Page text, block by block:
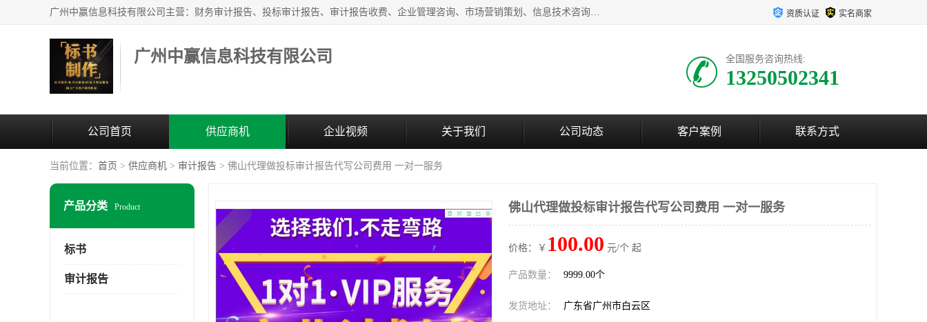
广州中赢信息科技有限公司主营：财务审计报告、投标审计报告、审计报告收费、企业管理咨询、市场营销策划、信息技术咨询服务、广告制作、会议及展览服务、软件开发 资质认证 实名商家
广州中赢信息科技有限公司 全国服务咨询热线:
13250502341
公司首页 供应商机 企业视频 关于我们 公司动态 客户案例 联系方式
当前位置： 首页 > 供应商机 > 审计报告 > 佛山代理做投标审计报告代写公司费用 一对一服务
产品分类 Product
标书
审计报告
佛山代理做投标审计报告代写公司费用 一对一服务
价格：￥ 100.00 元/个 起
产品数量： 9999.00个
发货地址： 广东省广州市白云区